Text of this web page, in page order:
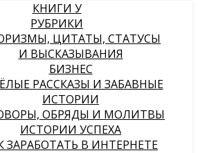
КНИГИ У
РУБРИКИ
ЦИТАТЫ, СТАТУСЫ
И ВЫСКАЗЫВАНИЯ
БИЗНЕС
РАССКАЗЫ И ЗАБАВНЫЕ
ИСТОРИИ
ОБРЯДЫ И МОЛИТВЫ
ИСТОРИИ УСПЕХА
ЗАРАБОТАТЬ В ИНТЕРНЕТЕ